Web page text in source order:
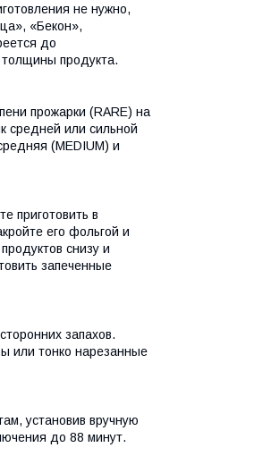
не нужно,
«Бекон»,
до
толщины продукта.
прожарки (RARE) на
средней или сильной
(MEDIUM) и
приготовить в
его фольгой и
снизу и
запеченные
запахов.
или тонко нарезанные
установив вручную
до 88 минут.